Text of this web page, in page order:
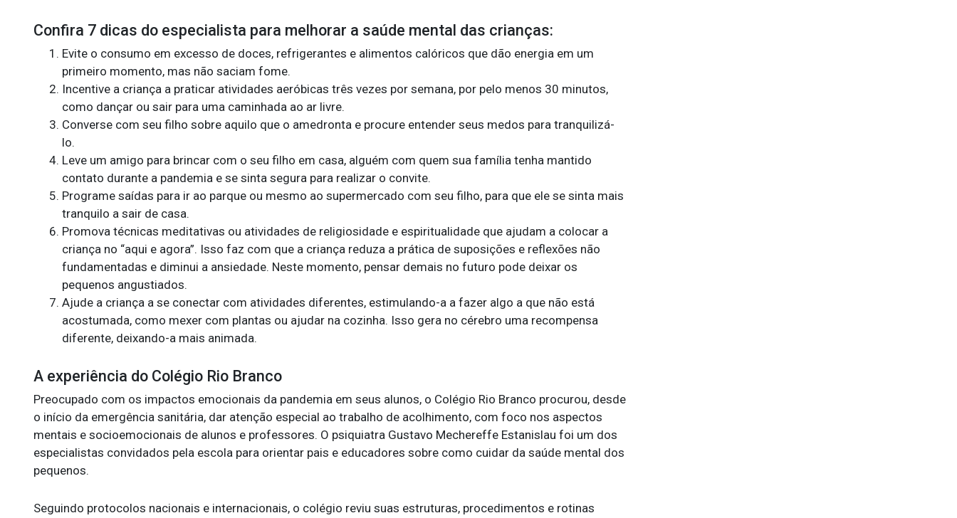
Confira 7 dicas do especialista para melhorar a saúde mental das crianças:
Evite o consumo em excesso de doces, refrigerantes e alimentos calóricos que dão energia em um
primeiro momento, mas não saciam fome.
Incentive a criança a praticar atividades aeróbicas três vezes por semana, por pelo menos 30 minutos,
como dançar ou sair para uma caminhada ao ar livre.
Converse com seu filho sobre aquilo que o amedronta e procure entender seus medos para tranquilizá-
lo.
Leve um amigo para brincar com o seu filho em casa, alguém com quem sua família tenha mantido
contato durante a pandemia e se sinta segura para realizar o convite.
Programe saídas para ir ao parque ou mesmo ao supermercado com seu filho, para que ele se sinta mais
tranquilo a sair de casa.
Promova técnicas meditativas ou atividades de religiosidade e espiritualidade que ajudam a colocar a
criança no “aqui e agora”. Isso faz com que a criança reduza a prática de suposições e reflexões não
fundamentadas e diminui a ansiedade. Neste momento, pensar demais no futuro pode deixar os
pequenos angustiados.
Ajude a criança a se conectar com atividades diferentes, estimulando-a a fazer algo a que não está
acostumada, como mexer com plantas ou ajudar na cozinha. Isso gera no cérebro uma recompensa
diferente, deixando-a mais animada.
A experiência do Colégio Rio Branco
Preocupado com os impactos emocionais da pandemia em seus alunos, o Colégio Rio Branco procurou, desde
o início da emergência sanitária, dar atenção especial ao trabalho de acolhimento, com foco nos aspectos
mentais e socioemocionais de alunos e professores. O psiquiatra Gustavo Mechereffe Estanislau foi um dos
especialistas convidados pela escola para orientar pais e educadores sobre como cuidar da saúde mental dos
pequenos.
Seguindo protocolos nacionais e internacionais, o colégio reviu suas estruturas, procedimentos e rotinas